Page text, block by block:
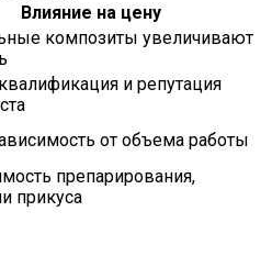
Влияние на цену
композиты увеличивают
и репутация
от объема работы
препарирования,
прикуса